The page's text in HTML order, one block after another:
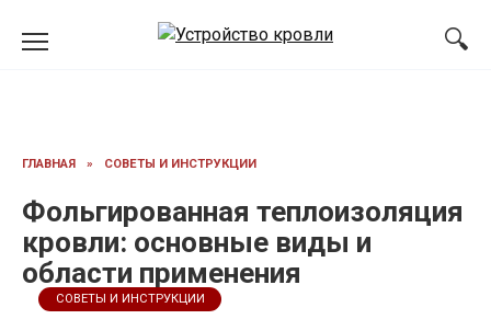
ГЛАВНАЯ » СОВЕТЫ И ИНСТРУКЦИИ
Фольгированная теплоизоляция
кровли: основные виды и
области применения
СОВЕТЫ И ИНСТРУКЦИИ